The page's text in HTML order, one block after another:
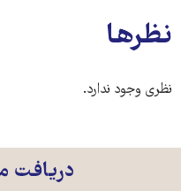
نظرها
نظری وجود ندارد.
دریافت